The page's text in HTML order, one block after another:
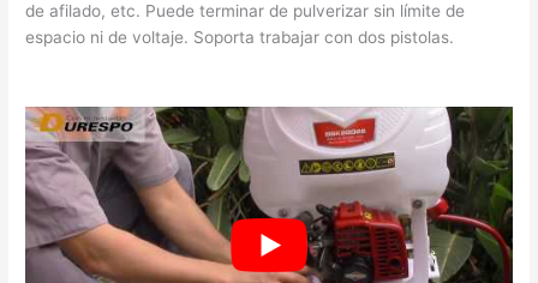
de afilado, etc. Puede terminar de pulverizar sin límite de
espacio ni de voltaje. Soporta trabajar con dos pistolas.